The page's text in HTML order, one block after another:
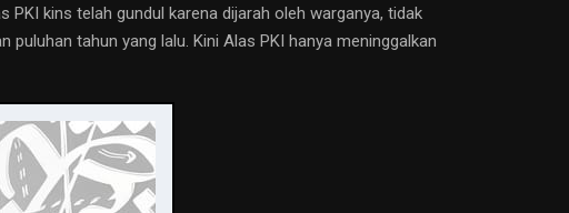
kins telah gundul karena dijarah oleh warganya, tidak
tahun yang lalu. Kini Alas PKI hanya meninggalkan